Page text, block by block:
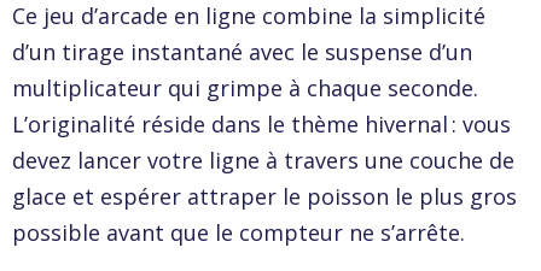
Ce jeu d’arcade en ligne combine la simplicité
d’un tirage instantané avec le suspense d’un
multiplicateur qui grimpe à chaque seconde.
L’originalité réside dans le thème hivernal : vous
devez lancer votre ligne à travers une couche de
glace et espérer attraper le poisson le plus gros
possible avant que le compteur ne s’arrête.